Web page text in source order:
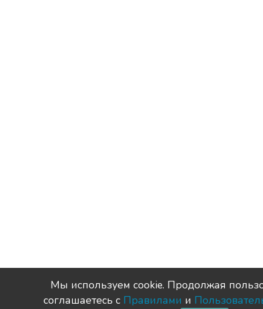
Мы используем сookie. Продолжая
соглашаетесь с Правилами и